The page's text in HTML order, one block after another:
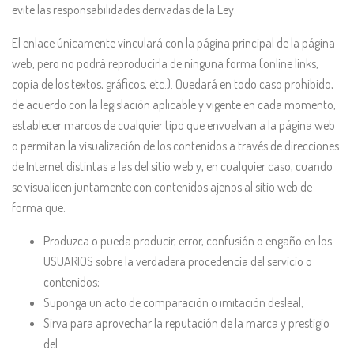
evite las responsabilidades derivadas de la Ley.
El enlace únicamente vinculará con la página principal de la página
web, pero no podrá reproducirla de ninguna forma (online links,
copia de los textos, gráficos, etc.). Quedará en todo caso prohibido,
de acuerdo con la legislación aplicable y vigente en cada momento,
establecer marcos de cualquier tipo que envuelvan a la página web
o permitan la visualización de los contenidos a través de direcciones
de Internet distintas a las del sitio web y, en cualquier caso, cuando
se visualicen juntamente con contenidos ajenos al sitio web de
forma que:
Produzca o pueda producir, error, confusión o engaño en los
USUARIOS sobre la verdadera procedencia del servicio o
contenidos;
Suponga un acto de comparación o imitación desleal;
Sirva para aprovechar la reputación de la marca y prestigio
del